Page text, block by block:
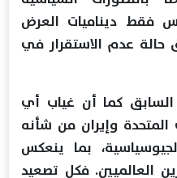
فقط ديناميات العرض
حالة عدم الاستقرار في
السابق كما أن غياب أي
المتحدة وإيران من شأنه
بما ينعكس
العالميين. فكل تصعيد